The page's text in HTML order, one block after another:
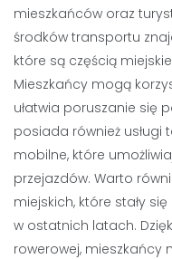
mieszkańców oraz
środków transportu
które są częścią
Mieszkańcy mogą
ułatwia poruszanie się
posiada również usługi
mobilne, które
przejazdów. Warto
miejskich, które stały
w ostatnich latach.
rowerowej, mieszkańcy